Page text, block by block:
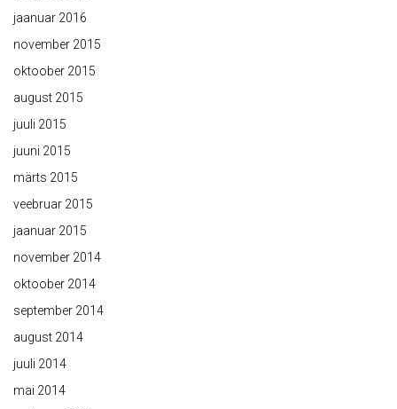
jaanuar 2016
november 2015
oktoober 2015
august 2015
juuli 2015
juuni 2015
märts 2015
veebruar 2015
jaanuar 2015
november 2014
oktoober 2014
september 2014
august 2014
juuli 2014
mai 2014